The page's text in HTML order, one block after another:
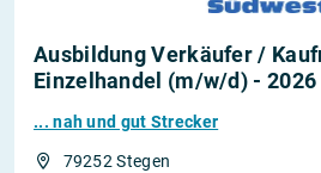
Ausbildung Verkäufer /
Einzelhandel (m/w/d) - 2026
... nah und gut Strecker
79252 Stegen